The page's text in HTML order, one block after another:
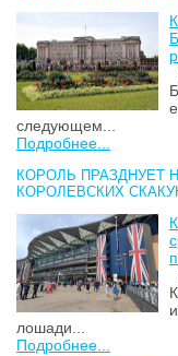
следующем...
Подробнее...
КОРОЛЬ ПРАЗДНУЕТ
КОРОЛЕВСКИХ
лошади...
Подробнее...